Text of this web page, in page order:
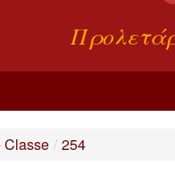
Classe / 254